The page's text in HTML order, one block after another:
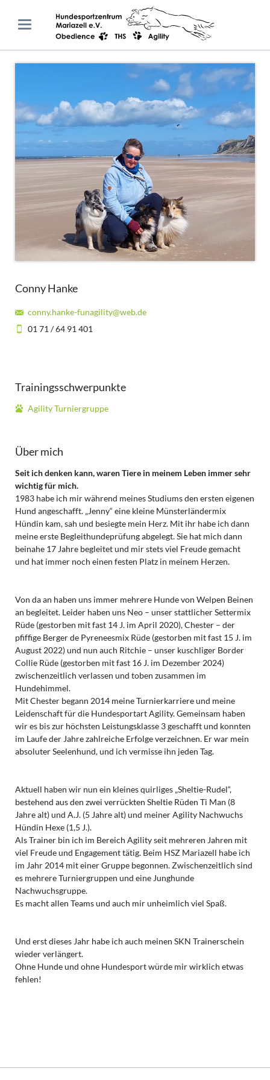
Conny Hanke
conny.hanke-funagility@web.de
01 71 / 64 91 401
Trainingsschwerpunkte
Agility Turniergruppe
Über mich
Seit ich denken kann, waren Tiere in meinem Leben immer sehr
wichtig für mich.
1983 habe ich mir während meines Studiums den ersten eigenen
Hund angeschafft. „Jenny“ eine kleine Münsterländermix
Hündin kam, sah und besiegte mein Herz. Mit ihr habe ich dann
meine erste Begleithundeprüfung abgelegt. Sie hat mich dann
beinahe 17 Jahre begleitet und mir stets viel Freude gemacht
und hat immer noch einen festen Platz in meinem Herzen.
Von da an haben uns immer mehrere Hunde von Welpen Beinen
an begleitet. Leider haben uns Neo – unser stattlicher Settermix
Rüde (gestorben mit fast 14 J. im April 2020), Chester – der
pfiffige Berger de Pyreneesmix Rüde (gestorben mit fast 15 J. im
August 2022) und nun auch Ritchie – unser kuschliger Border
Collie Rüde (gestorben mit fast 16 J. im Dezember 2024)
zwischenzeitlich verlassen und toben zusammen im
Hundehimmel.
Mit Chester begann 2014 meine Turnierkarriere und meine
Leidenschaft für die Hundesportart Agility. Gemeinsam haben
wir es bis zur höchsten Leistungsklasse 3 geschafft und konnten
im Laufe der Jahre zahlreiche Erfolge verzeichnen. Er war mein
absoluter Seelenhund, und ich vermisse ihn jeden Tag.
Aktuell haben wir nun ein kleines quirliges „Sheltie-Rudel“,
bestehend aus den zwei verrückten Sheltie Rüden Ti Man (8
Jahre alt) und A.J. (5 Jahre alt) und meiner Agility Nachwuchs
Hündin Hexe (1,5 J.).
Als Trainer bin ich im Bereich Agility seit mehreren Jahren mit
viel Freude und Engagement tätig. Beim HSZ Mariazell habe ich
im Jahr 2014 mit einer Gruppe begonnen. Zwischenzeitlich sind
es mehrere Turniergruppen und eine Junghunde
Nachwuchsgruppe.
Es macht allen Teams und auch mir unheimlich viel Spaß.
Und erst dieses Jahr habe ich auch meinen SKN Trainerschein
wieder verlängert.
Ohne Hunde und ohne Hundesport würde mir wirklich etwas
fehlen!